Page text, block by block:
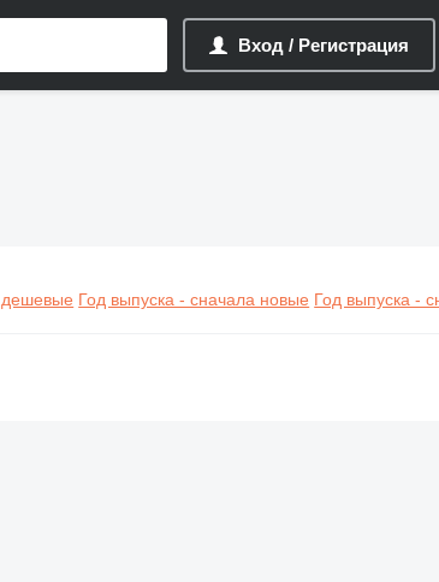
Вход / Регистрация
Год выпуска - сначала новые Год выпуска -